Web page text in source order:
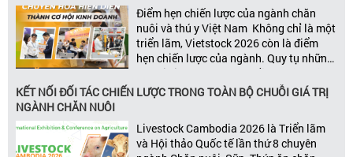
Điểm hẹn chiến lược của ngành chăn
nuôi và thú y Việt Nam Không chỉ là một
triển lãm, Vietstock 2026 còn là điểm
hẹn chiến lược của ngành. Quy tụ những
đơn vị kinh doanh hàng đầu, những lãnh
đạo và nhà cung cấp trong chuỗi giá
trị ngành, Vietstock mang đến nền tảng
giá trị […]
KẾT NỐI ĐỐI TÁC CHIẾN LƯỢC TRONG TOÀN BỘ CHUỖI GIÁ TRỊ
NGÀNH CHĂN NUÔI
Livestock Cambodia 2026 là Triển lãm
và Hội thảo Quốc tế lần thứ 8 chuyên